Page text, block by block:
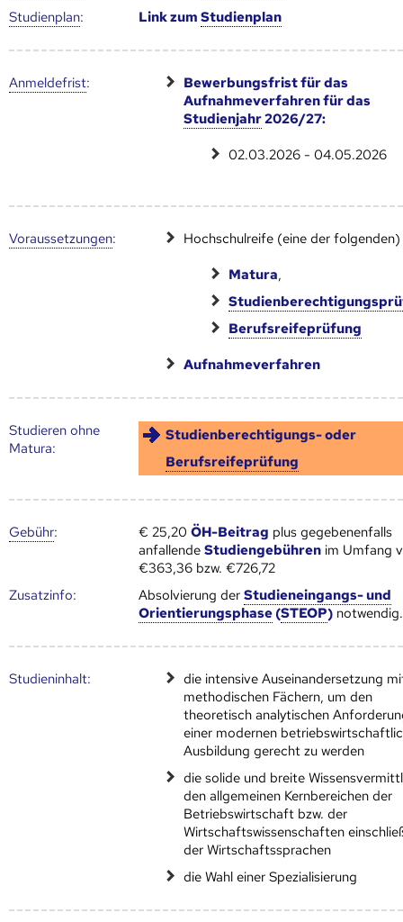
Studien­plan: Link zumStudien­plan
Anmelde­frist:
Bewerbungsfrist für das
Aufnahmeverfahren für das
Studienjahr2026/27:
02.03.2026 - 04.05.2026
Voraus­setzungen: Hochschulreife (eine der folgenden)
Matura,
Berufsreifeprüfung
Aufnahmeverfahren
Studieren ohne
Matura:
Studienberechtigungs- oder
Berufsreifeprüfung
Gebühr: € 25,20ÖH-Beitrag plus gegebenenfalls
anfallendeStudiengebühren im Umfang
€363,36 bzw. €726,72
Zusatz­info:
Absolvierung derStudieneingangs- und
Orientierungsphase (STEOP) notwendig.
Studien­inhalt:
die intensive Auseinandersetzung
methodischen Fächern, um den
theoretisch analytischen
einer modernen
Ausbildung gerecht zu werden
die solide und breite
den allgemeinen Kernbereichen der
Betriebswirtschaft bzw. der
Wirtschaftswissenschaften
der Wirtschaftssprachen
die Wahl einer Spezialisierung